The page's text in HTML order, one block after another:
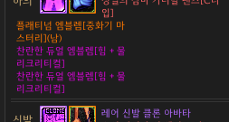
입]
플래티넘 엠블렘[중화기 마
스터리](남)
찬란한 듀얼 엠블렘[힘 + 물
리크리티컬]
찬란한 듀얼 엠블렘[힘 + 물
리크리티컬]
신발
레어 신발 클론 아바타